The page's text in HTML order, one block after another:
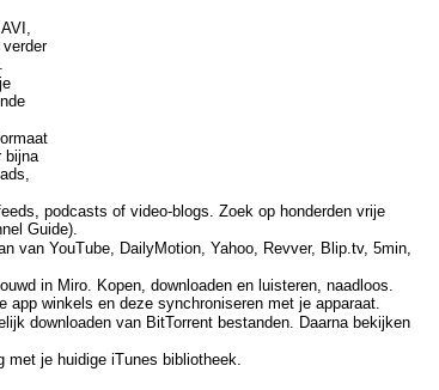
bijna
podcasts of video-blogs. Zoek op honderden vrije
Guide).
van YouTube, DailyMotion, Yahoo, Revver, Blip.tv, 5min,
in Miro. Kopen, downloaden en luisteren, naadloos.
app winkels en deze synchroniseren met je apparaat.
downloaden van BitTorrent bestanden. Daarna bekijken
met je huidige iTunes bibliotheek.